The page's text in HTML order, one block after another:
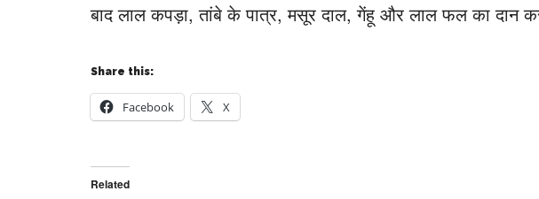
बाद लाल कपड़ा, तांबे के पात्र, मसूर दाल, गेंहू और लाल फल का दान
Share this:
Facebook X
Related